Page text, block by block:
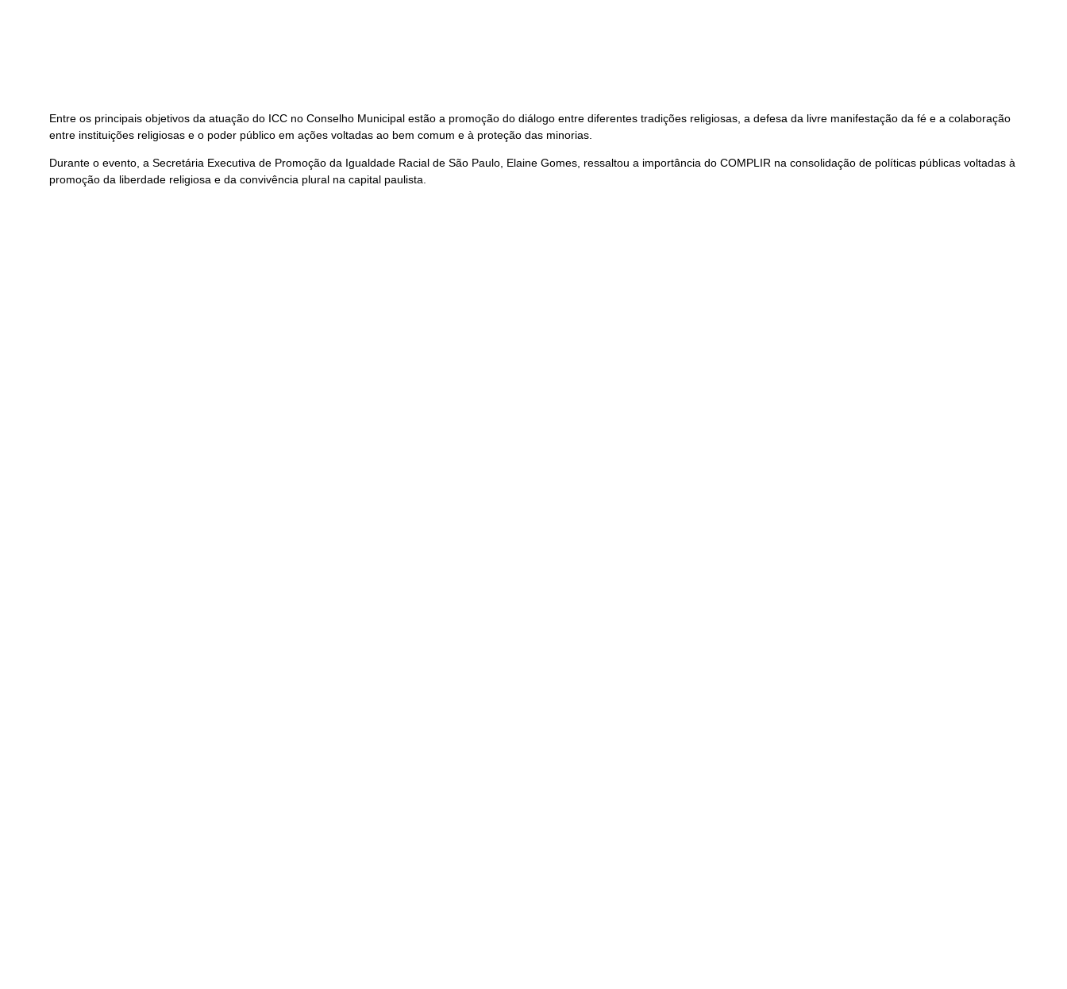
Entre os principais objetivos da atuação do ICC no Conselho Municipal estão a promoção do diálogo entre diferentes tradições religiosas, a defesa da livre manifestação da fé e a colaboração
entre instituições religiosas e o poder público em ações voltadas ao bem comum e à proteção das minorias.
Durante o evento, a Secretária Executiva de Promoção da Igualdade Racial de São Paulo, Elaine Gomes, ressaltou a importância do COMPLIR na consolidação de políticas públicas voltadas à
promoção da liberdade religiosa e da convivência plural na capital paulista.